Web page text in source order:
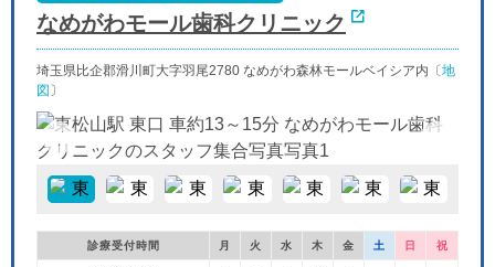
なめがわモール歯科クリニック
埼玉県比企郡滑川町大字羽尾2780 なめがわ森林モールベイシア内〔地
図 〕
診療受付時間 月 火 水 木 金 土 日 祝